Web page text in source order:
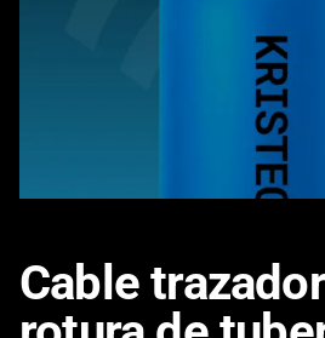
Cable